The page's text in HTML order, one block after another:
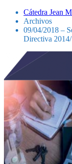
Cátedra Jean
Archivos
09/04/2018 –
Directiva